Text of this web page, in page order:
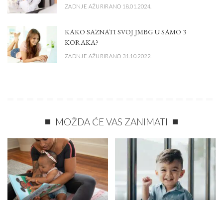
ZADNJE AŽURIRANO 18.01.2024.
KAKO SAZNATI SVOJ JMBG U SAMO 3
KORAKA?
ZADNJE AŽURIRANO 31.10.2022.
MOŽDA ĆE VAS ZANIMATI